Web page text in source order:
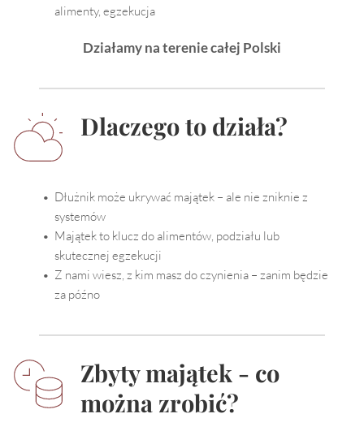
alimenty, egzekucja
Działamy na terenie całej Polski
Dlaczego to działa?
Dłużnik może ukrywać majątek – ale nie zniknie z
systemów
Majątek to klucz do alimentów, podziału lub
skutecznej egzekucji
Z nami wiesz, z kim masz do czynienia – zanim będzie
za późno
Zbyty majątek - co
można zrobić?